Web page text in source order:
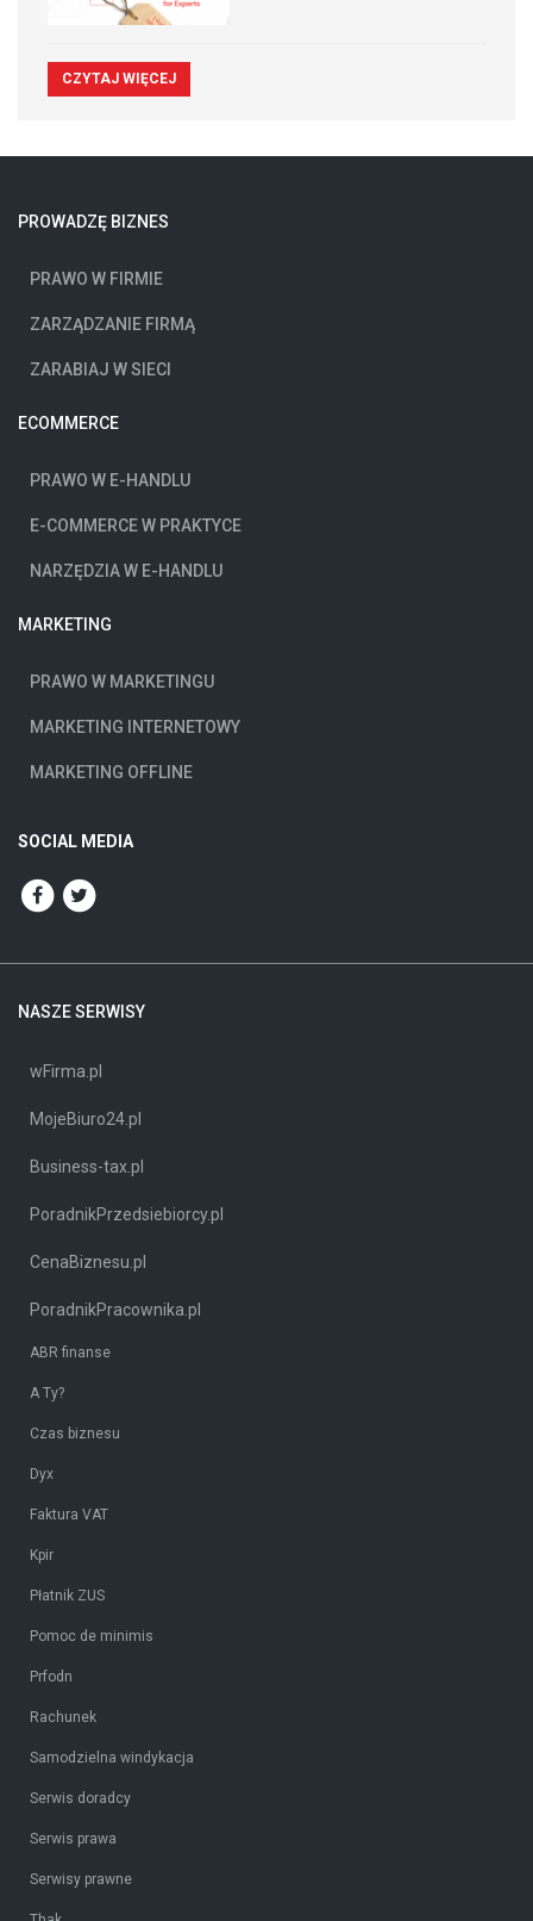
CZYTAJ WIĘCEJ
PROWADZĘ BIZNES
PRAWO W FIRMIE
ZARZĄDZANIE FIRMĄ
ZARABIAJ W SIECI
ECOMMERCE
PRAWO W E-HANDLU
E-COMMERCE W PRAKTYCE
NARZĘDZIA W E-HANDLU
MARKETING
PRAWO W MARKETINGU
MARKETING INTERNETOWY
MARKETING OFFLINE
SOCIAL MEDIA
NASZE SERWISY
wFirma.pl
MojeBiuro24.pl
Business-tax.pl
PoradnikPrzedsiebiorcy.pl
CenaBiznesu.pl
PoradnikPracownika.pl
ABR finanse
A Ty?
Czas biznesu
Dyx
Faktura VAT
Kpir
Płatnik ZUS
Pomoc de minimis
Prfodn
Rachunek
Samodzielna windykacja
Serwis doradcy
Serwis prawa
Serwisy prawne